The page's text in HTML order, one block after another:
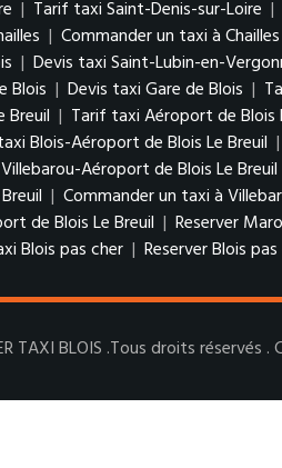
| Tarif taxi Saint-Denis-sur-Loire |
| Commander un taxi à Chailles
| Devis taxi Saint-Lubin-en-
Blois | Devis taxi Gare de Blois |
Breuil | Tarif taxi Aéroport de Blois
Blois-Aéroport de Blois Le Breuil |
Aéroport de Blois Le Breuil
| Commander un taxi à
de Blois Le Breuil | Reserver
Blois pas cher | Reserver Blois
TAXI BLOIS .Tous droits réservés .